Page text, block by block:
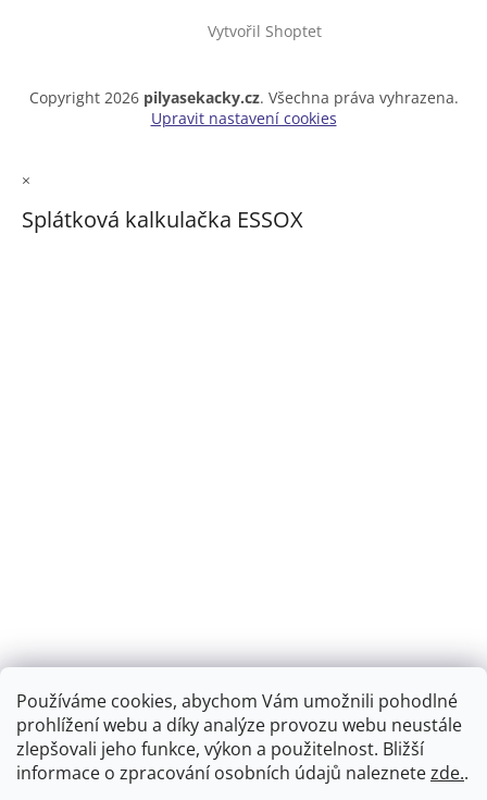
Používáme cookies, abychom Vám umožnili pohodlné
prohlížení webu a díky analýze provozu webu neustále
zlepšovali jeho funkce, výkon a použitelnost. Bližší
informace o zpracování osobních údajů naleznetezde..
Vytvořil Shoptet
Copyright 2026 pilyasekacky.cz. Všechna práva vyhrazena.
Upravit nastavení cookies
×
Splátková kalkulačka ESSOX